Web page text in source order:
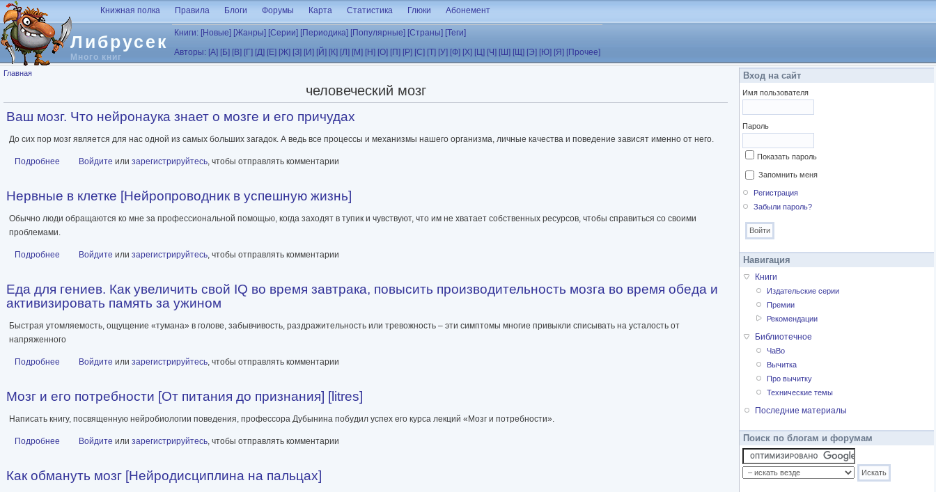
Перейти к основному содержанию
Либрусек
Много книг
Книжная полка Правила Блоги Форумы Карта Статистика Глюки Абонемент
Книги: [Новые] [Жанры] [Серии] [Периодика] [Популярные] [Страны] [Теги]
Авторы: [А] [Б] [В] [Г] [Д] [Е] [Ж] [З] [И] [Й] [К] [Л] [М] [Н] [О] [П] [Р] [С] [Т] [У] [Ф] [Х] [Ц] [Ч] [Ш] [Щ] [Э] [Ю] [Я] [Прочее]
Вы здесь
Главная
человеческий мозг
Ваш мозг. Что нейронаука знает о мозге и его причудах
До сих пор мозг является для нас одной из самых больших загадок. А ведь все процессы и механизмы нашего организма, личные качества и поведение зависят именно от него.
Подробнее о Ваш мозг. Что нейронаука знает о мозге и его причудах
Войдите или зарегистрируйтесь, чтобы отправлять комментарии
Нервные в клетке [Нейропроводник в успешную жизнь]
Обычно люди обращаются ко мне за профессиональной помощью, когда заходят в тупик и чувствуют, что им не хватает собственных ресурсов, чтобы справиться со своими
проблемами.
Подробнее о Нервные в клетке [Нейропроводник в успешную жизнь]
Войдите или зарегистрируйтесь, чтобы отправлять комментарии
Еда для гениев. Как увеличить свой IQ во время завтрака, повысить производительность мозга во время обеда и
активизировать память за ужином
Быстрая утомляемость, ощущение «тумана» в голове, забывчивость, раздражительность или тревожность – эти симптомы многие привыкли списывать на усталость от
напряженного
Подробнее о Еда для гениев. Как увеличить свой IQ во время завтрака, повысить производительность мозга во время обеда и активизировать память за ужином
Войдите или зарегистрируйтесь, чтобы отправлять комментарии
Мозг и его потребности [От питания до признания] [litres]
Написать книгу, посвященную нейробиологии поведения, профессора Дубынина побудил успех его курса лекций «Мозг и потребности».
Подробнее о Мозг и его потребности [От питания до признания] [litres]
Войдите или зарегистрируйтесь, чтобы отправлять комментарии
Как обмануть мозг [Нейродисциплина на пальцах]
Вход на сайт
Имя пользователя
Пароль
Показать пароль
Запомнить меня
Регистрация
Забыли пароль?
Навигация
Книги
Издательские серии
Премии
Рекомендации
Библиотечное
ЧаВо
Вычитка
Про вычитку
Технические темы
Последние материалы
Поиск по блогам и форумам